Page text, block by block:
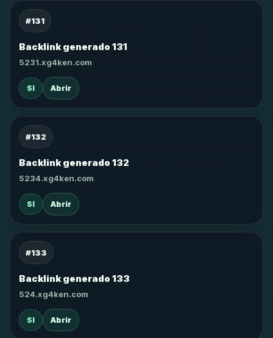
#131
Backlink generado 131
5231.xg4ken.com
SI Abrir
#132
Backlink generado 132
5234.xg4ken.com
SI Abrir
#133
Backlink generado 133
524.xg4ken.com
SI Abrir